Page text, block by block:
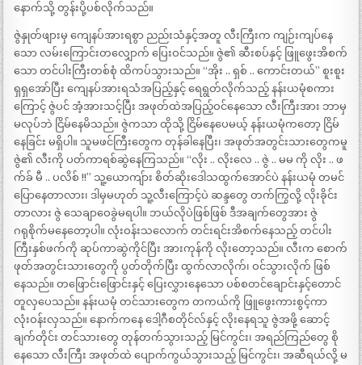
နောက်သို့ တွန်းပို့ပစ်လိုက်သည်။
ဇွဲနှုတ်ဖျားမှ ကျေနပ်အားရစွာ ညည်းသံနှင့်အတူ လီးကြီးက ကျဉ်းကျပ်နေ
သော လမ်းကြောင်းတလျှောက် ပြေးဝင်သည်။ ဇွဲ၏ ဆီးစပ်နှင့် ဖြူဖွေးအိစက်
သော တင်ပါးကြီးတစ်စုံ ထိကပ်သွားသည်။ “အိုး .. ရှစ် .. ကောင်းတယ်” စူးစူး
ရှရှအော်ပြီး ကျေနပ်အားရသံအပြည့်နှင့် ရေရွတ်လိုက်သည့် နန်းယမုံစကား
ကြောင့် ဇွဲပင် အံ့အားသင့်ပြီး အဖုတ်ထဲအပြည့်ဝင်နေသော လီးကြီးအား ဘာမှ
မလုပ်ဘဲ ငြိမ်နေမိသည်။ ဇွဲကသာ ထိုသို့ ငြိမ်နေပေမယ့် နန်းယမုံကတော့ ငြိမ်
နေခြင်း မရှိပါ။ သူမဖင်ကြီးတွေက တုန်ခါနေပြီး၊ အဖုတ်အတွင်းသားတွေကမူ
ဇွဲ၏ လီးကို ပတ်ကာရစ်ဆွဲနေကြသည်။ “လိုး .. လိုးလေ .. ဇွဲ .. မမ ကို လိုး .. ဖ
က်ခ် မီ .. ပလိစ် !!” သူ့ယောကျ်ား စိတ်ဆိုးဒေါသထွက်အောင်ပဲ နန်းယမုံ တမင်
ပြောနေတာလား၊ ဒါမှမဟုတ် သူ့လီးကြောင့်ပဲ ဆန္ဒတွေ တက်ကြွလို့ လိုးခိုင်း
တာလား ဇွဲ သေချာဝေခွဲမရပါ။ ဘယ်လိုပဲဖြစ်ဖြစ် ဒီအချက်တွေအား ဇွဲ
ဂရုစိုက်မနေတော့ပါ။ လုံးဝန်းသလောက် တင်းရင်းအိစက်နေသည့် တင်ပါး
ကြီးနှစ်ဖက်ကို ဆုပ်ကာဆွဲကိုင်ပြီး အားကုန်ကို လိုးတော့သည်။ လီးက စောက်
ဖုတ်အတွင်းသားတွေကို ပွတ်တိုက်ပြီး ထွက်လာလိုက်၊ ဝင်သွားလိုက် ဖြစ်
နေသည်။ တဖြောင်းဖြောင်းနှင့် ပြေးလွှားနေသော ပစ်စတင်ချောင်းနှင့်တောင်
တူလှပေသည်။ နန်းယမုံ တင်သားတွေက တကယ်ကို ဖြူဖွေးကားစွင့်ကာ
လုံးဝန်းလှသည်။ နောက်ကနေ ဒေါ့ဂီစတိုင်လ်နှင့် လိုးနေရသူ ဇွဲအဖို့ ဆောင့်
ချက်တိုင်း တင်သားတွေ တုန်တက်သွားသည့် မြင်ကွင်း၊ အရည်ကြည်တွေ စို
နေသော လီးကြီး အဖုတ်ထဲ ပျောက်ကွယ်သွားသည့် မြင်ကွင်း၊ အဆီရယ်လို့ မ